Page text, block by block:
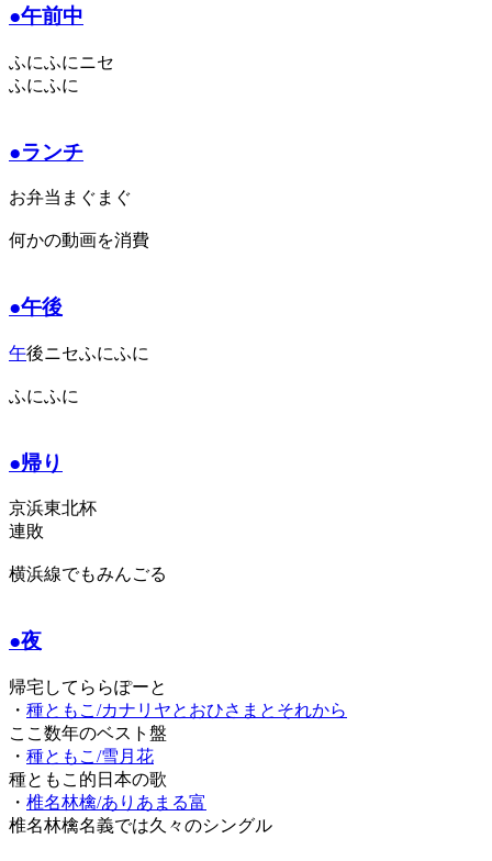
●午前中
ふにふにニセ
ふにふに
●ランチ
お弁当まぐまぐ
何かの動画を消費
●午後
午後ニセふにふに
ふにふに
●帰り
京浜東北杯
連敗
横浜線でもみんごる
●夜
帰宅してららぽーと
・ 種ともこ/カナリヤとおひさまとそれから
ここ数年のベスト盤
・ 種ともこ/雪月花
種ともこ的日本の歌
・ 椎名林檎/ありあまる富
椎名林檎名義では久々のシングル